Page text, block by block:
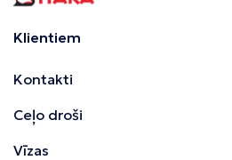
Klientiem
Kontakti
Ceļo droši
Vīzas